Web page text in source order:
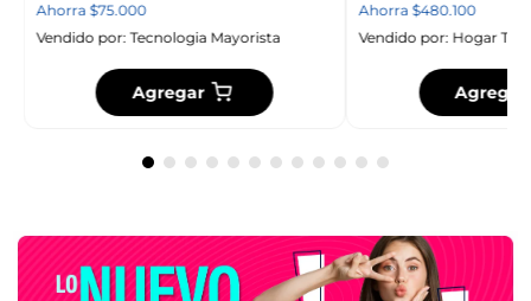
Ahorra $75.000
Vendido por:Tecnologia Mayorista
Agregar
Ahorra$480.100
Vendido por:Hogar
Agregar